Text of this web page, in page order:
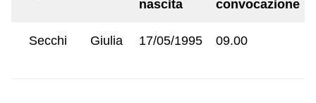
nascita
convocazione
Secchi Giulia 17/05/1995 09.00